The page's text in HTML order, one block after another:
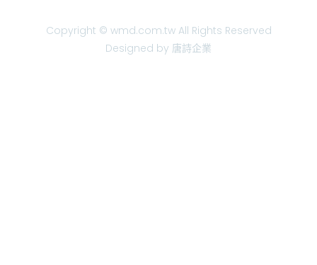
Copyright © wmd.com.tw All Rights Reserved
Designed by 唐詩企業